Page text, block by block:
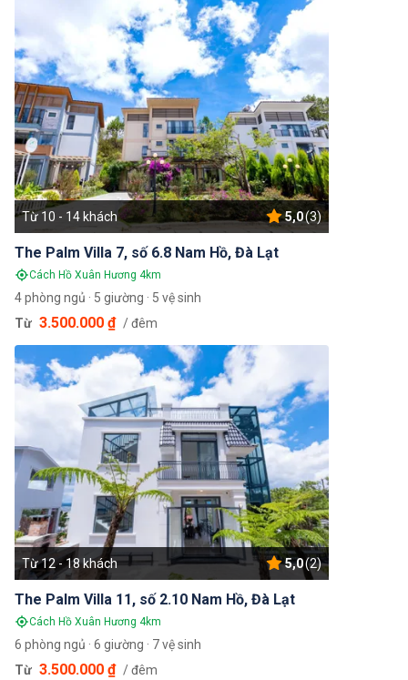
The Palm Villa 7, số 6.8 Nam Hồ, Đà Lạt
Cách Hồ Xuân Hương 4km
Từ 10 - 14 khách 5,0(3)
4 phòng ngủ · 5 giường · 5 vệ sinh
Từ 3.500.000 ₫ / đêm
The Palm Villa 11, số 2.10 Nam Hồ, Đà Lạt
Cách Hồ Xuân Hương 4km
Từ 12 - 18 khách 5,0(2)
6 phòng ngủ · 6 giường · 7 vệ sinh
Từ 3.500.000 ₫ / đêm